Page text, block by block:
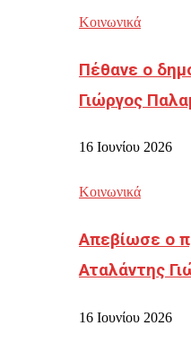
Κοινωνικά
Πέθανε ο
Γιώργος
16 Ιουνίου 2026
Κοινωνικά
Απεβίωσε ο
Αταλάντης
16 Ιουνίου 2026